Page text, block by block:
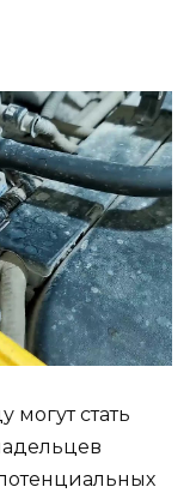
могут стать